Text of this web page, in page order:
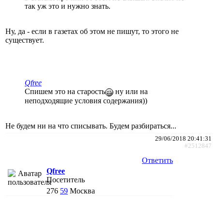
так уж это и нужно знать.
Ну, да - если в газетах об этом не пишут, то этого не
существует.
Qfree
Спишем это на старость
ну или на
неподходящие условия содержания))
Не будем ни на что списывать. Будем разбираться...
29/06/2018 20:41:31
#2512847
Ответить
Qfree
Посетитель
276 59 Москва